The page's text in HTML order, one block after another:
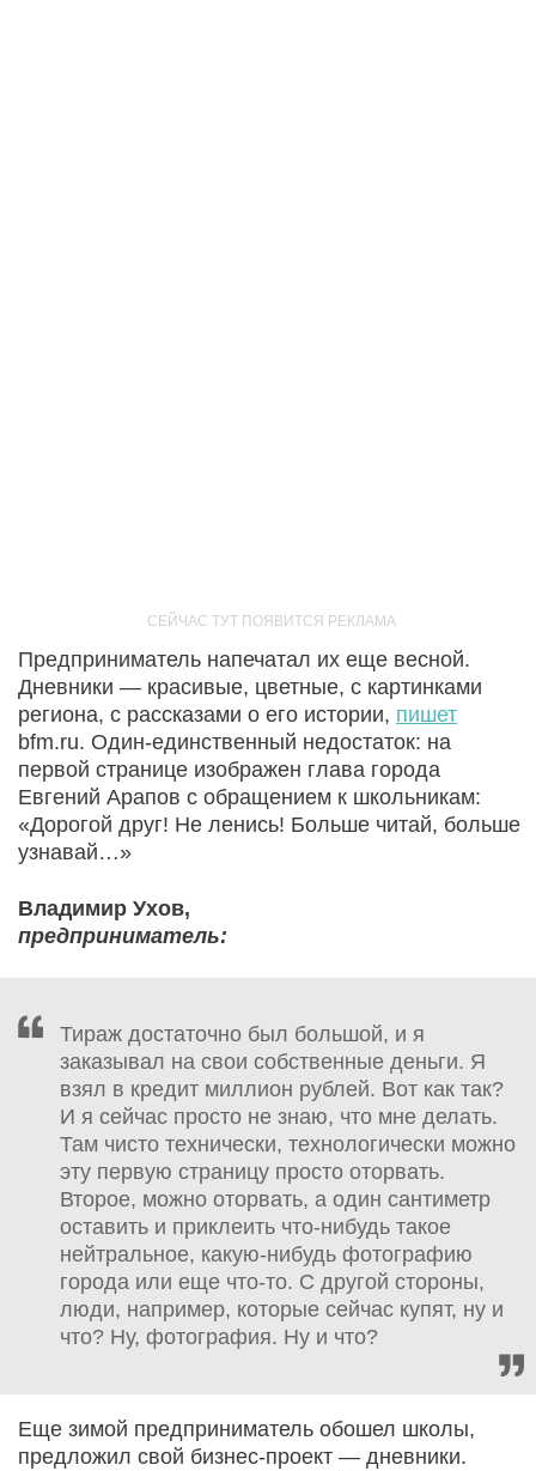
Предприниматель напечатал их еще весной.
Дневники — красивые, цветные, с картинками
региона, с рассказами о его истории, пишет
bfm.ru. Один-единственный недостаток: на
первой странице изображен глава города
Евгений Арапов с обращением к школьникам:
«Дорогой друг! Не ленись! Больше читай, больше
узнавай…»
Владимир Ухов,
предприниматель:
Тираж достаточно был большой, и я
заказывал на свои собственные деньги. Я
взял в кредит миллион рублей. Вот как так?
И я сейчас просто не знаю, что мне делать.
Там чисто технически, технологически можно
эту первую страницу просто оторвать.
Второе, можно оторвать, а один сантиметр
оставить и приклеить что-нибудь такое
нейтральное, какую-нибудь фотографию
города или еще что-то. С другой стороны,
люди, например, которые сейчас купят, ну и
что? Ну, фотография. Ну и что?
Еще зимой предприниматель обошел школы,
предложил свой бизнес-проект — дневники.